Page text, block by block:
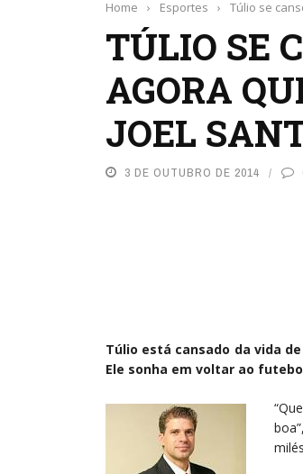
Home › Esportes › Túlio se
TÚLIO SE
AGORA
JOEL
3 DE OUTUBRO DE 2014
Túlio está cansado da vida
Ele sonha em voltar ao